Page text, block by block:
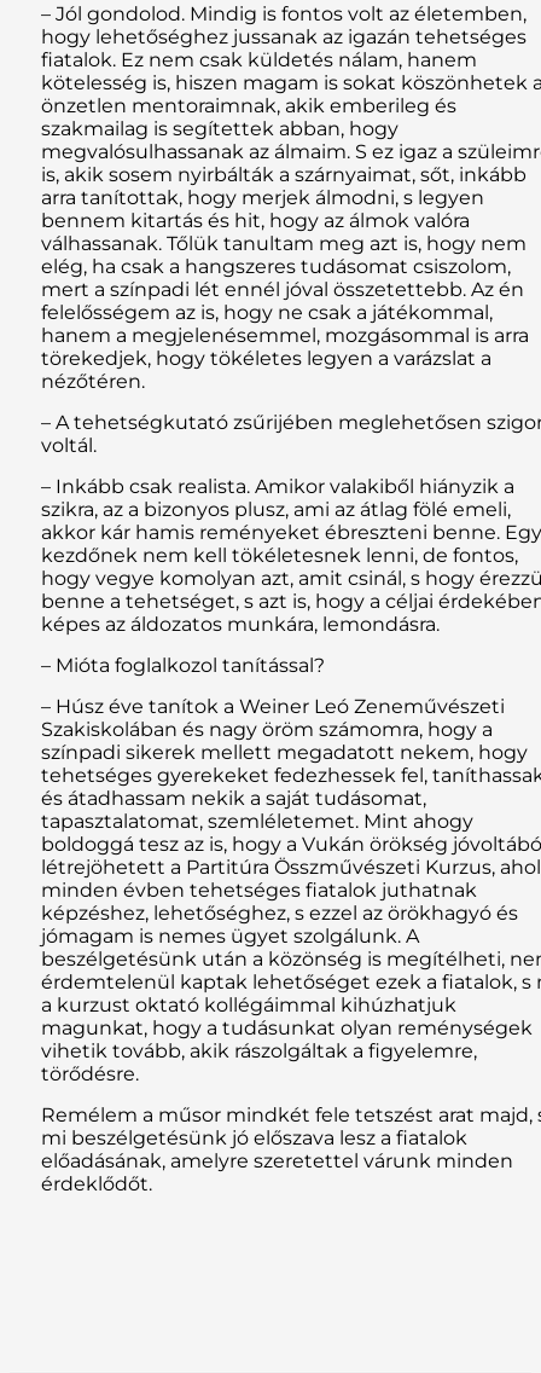
– Jól gondolod. Mindig is fontos volt az életemben,
hogy lehetőséghez jussanak az igazán tehetséges
fiatalok. Ez nem csak küldetés nálam, hanem
kötelesség is, hiszen magam is sokat köszönhetek
önzetlen mentoraimnak, akik emberileg és
szakmailag is segítettek abban, hogy
megvalósulhassanak az álmaim. S ez igaz a
is, akik sosem nyirbálták a szárnyaimat, sőt, inkább
arra tanítottak, hogy merjek álmodni, s legyen
bennem kitartás és hit, hogy az álmok valóra
válhassanak. Tőlük tanultam meg azt is, hogy nem
elég, ha csak a hangszeres tudásomat csiszolom,
mert a színpadi lét ennél jóval összetettebb. Az én
felelősségem az is, hogy ne csak a játékommal,
hanem a megjelenésemmel, mozgásommal is arra
törekedjek, hogy tökéletes legyen a varázslat a
nézőtéren.
– A tehetségkutató zsűrijében meglehetősen
voltál.
– Inkább csak realista. Amikor valakiből hiányzik a
szikra, az a bizonyos plusz, ami az átlag fölé emeli,
akkor kár hamis reményeket ébreszteni benne. Egy
kezdőnek nem kell tökéletesnek lenni, de fontos,
hogy vegye komolyan azt, amit csinál, s hogy
benne a tehetséget, s azt is, hogy a céljai
képes az áldozatos munkára, lemondásra.
– Mióta foglalkozol tanítással?
– Húsz éve tanítok a Weiner Leó Zeneművészeti
Szakiskolában és nagy öröm számomra, hogy a
színpadi sikerek mellett megadatott nekem, hogy
tehetséges gyerekeket fedezhessek fel,
és átadhassam nekik a saját tudásomat,
tapasztalatomat, szemléletemet. Mint ahogy
boldoggá tesz az is, hogy a Vukán örökség
létrejöhetett a Partitúra Összművészeti Kurzus, ahol
minden évben tehetséges fiatalok juthatnak
képzéshez, lehetőséghez, s ezzel az örökhagyó és
jómagam is nemes ügyet szolgálunk. A
beszélgetésünk után a közönség is megítélheti,
érdemtelenül kaptak lehetőséget ezek a fiatalok, s
a kurzust oktató kollégáimmal kihúzhatjuk
magunkat, hogy a tudásunkat olyan reménységek
vihetik tovább, akik rászolgáltak a figyelemre,
törődésre.
Remélem a műsor mindkét fele tetszést arat majd,
mi beszélgetésünk jó előszava lesz a fiatalok
előadásának, amelyre szeretettel várunk minden
érdeklődőt.